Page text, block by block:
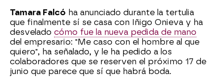
Tamara Falcó ha anunciado durante la tertulia
que finalmente sí se casa con Iñigo Onieva y ha
desvelado cómo fue la nueva pedida de mano
del empresario: "Me caso con el hombre al que
quiero", ha señalado, y le ha pedido a los
colaboradores que se reserven el próximo 17 de
junio que parece que sí que habrá boda.